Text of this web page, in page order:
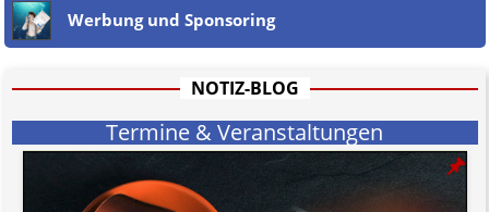
gesetzlich verankerter Regeln tun.
Jener Disclaimer soll sich nicht über gültiges Recht hinwegsetzen und
informativen Charakter.
Werbung und Sponsoring
NOTIZ-BLOG
Termine & Veranstaltungen